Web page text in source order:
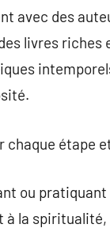
avec des
livres riches
chaque étape
ou
à la